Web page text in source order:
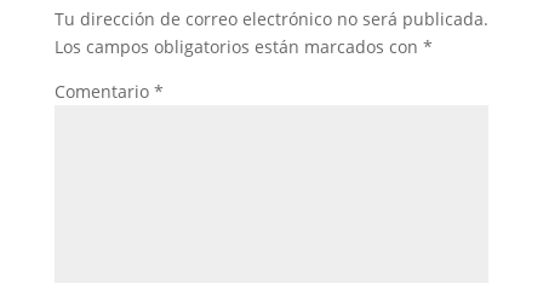
Tu dirección de correo electrónico no será publicada.
Los campos obligatorios están marcados con *
Comentario *